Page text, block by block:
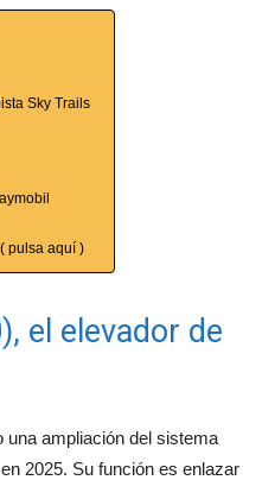
Sky Trails
pulsa aquí )
el elevador de
una ampliación del sistema
2025. Su función es enlazar